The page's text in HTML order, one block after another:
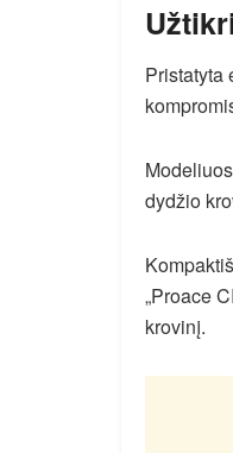
Pristatyta
dydžio
„Proace
krovinį.